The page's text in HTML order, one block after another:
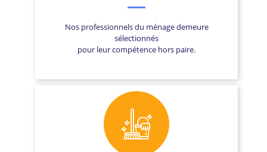
Nos professionnels du ménage demeure
sélectionnés
pour leur compétence hors paire.